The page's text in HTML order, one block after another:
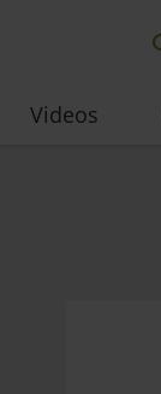
Videos